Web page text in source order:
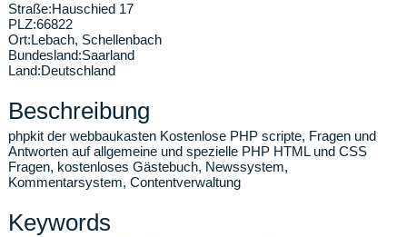
Straße:Hauschied 17
PLZ:66822
Ort:Lebach, Schellenbach
Bundesland:Saarland
Land:Deutschland
Beschreibung
phpkit der webbaukasten Kostenlose PHP scripte, Fragen und
Antworten auf allgemeine und spezielle PHP HTML und CSS
Fragen, kostenloses Gästebuch, Newssystem,
Kommentarsystem, Contentverwaltung
Keywords